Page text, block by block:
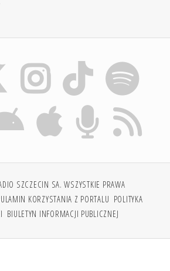
SZCZECIN SA. WSZYSTKIE PRAWA
KORZYSTANIA Z PORTALU POLITYKA
BIULETYN INFORMACJI PUBLICZNEJ